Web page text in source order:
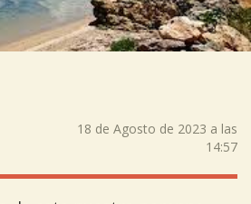
18 de Agosto de 2023 a las
14:57